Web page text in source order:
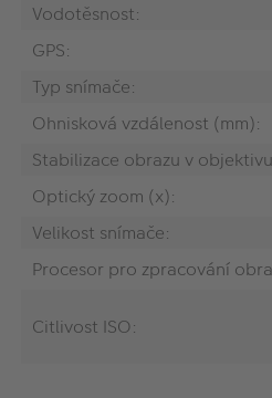
Vodotěsnost:
GPS:
Typ snímače:
Ohnisková vzdálenost (mm):
Stabilizace obrazu v
Optický zoom (x):
Velikost snímače:
Procesor pro zpracování
Citlivost ISO: